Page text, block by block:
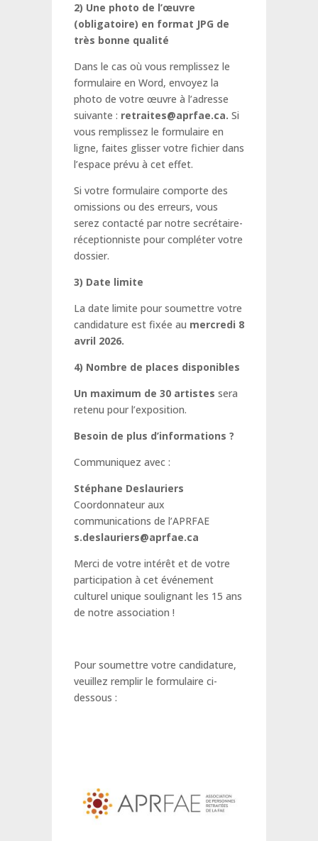
2) Une photo de l’œuvre
(obligatoire) en format JPG de
très bonne qualité
Dans le cas où vous remplissez le
formulaire en Word, envoyez la
photo de votre œuvre à l’adresse
suivante : retraites@aprfae.ca. Si
vous remplissez le formulaire en
ligne, faites glisser votre fichier dans
l’espace prévu à cet effet.
Si votre formulaire comporte des
omissions ou des erreurs, vous
serez contacté par notre secrétaire-
réceptionniste pour compléter votre
dossier.
3) Date limite
La date limite pour soumettre votre
candidature est fixée au mercredi 8
avril 2026.
4) Nombre de places disponibles
Un maximum de 30 artistes sera
retenu pour l’exposition.
Besoin de plus d’informations ?
Communiquez avec :
Stéphane Deslauriers
Coordonnateur aux
communications de l’APRFAE
s.deslauriers@aprfae.ca
Merci de votre intérêt et de votre
participation à cet événement
culturel unique soulignant les 15 ans
de notre association !
Pour soumettre votre candidature,
veuillez remplir le formulaire ci-
dessous :
Formulaire
(Exposition
d’Arts